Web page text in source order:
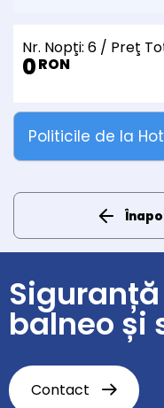
Nr. Nopţi: 6 / Preţ
0RON
Politicile de la
balneo și
Contact